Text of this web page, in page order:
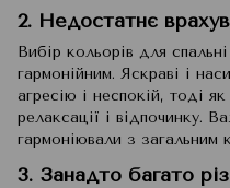
2. Недостатнє
Вибір кольорів для
гармонійним. Яскраві і
агресію і неспокій, тоді
релаксації і відпочинку.
гармоніювали з загальним
3. Занадто багато